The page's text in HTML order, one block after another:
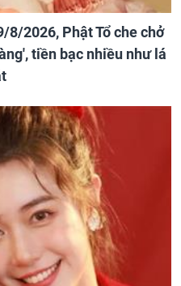
8/2026, Phật Tổ che chở
tiền bạc nhiều như lá